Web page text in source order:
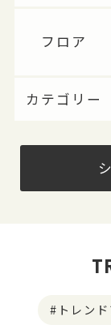
フロア
カテゴリー
トレン